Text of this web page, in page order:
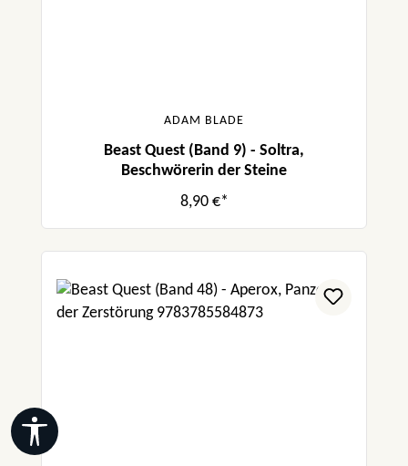
ADAM BLADE
Beast Quest (Band 9) - Soltra,
Beschwörerin der Steine
8,90 €*
Werkzeugleiste anzeigen